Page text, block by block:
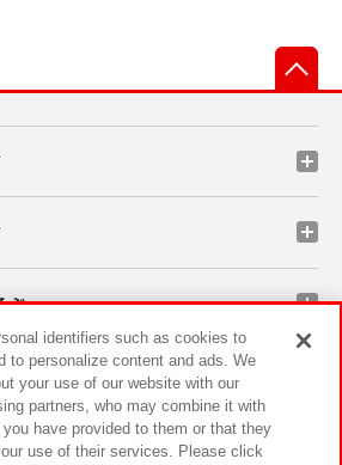
ぶ
ーン
identifiers such as cookies to
to personalize content and ads. We
your use of our website with our
partners, who may combine it with
have provided to them or that they
use of their services. Please click